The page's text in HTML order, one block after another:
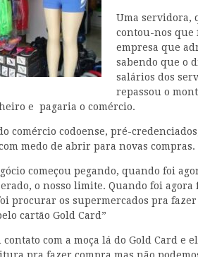
Uma servidora,
contou-nos que
empresa que
sabendo que o
salários dos
repassou o
e pagaria o comércio.
comércio codoense, pré-
medo de abrir para novas compras.
começou pegando, quando foi
o nosso limite. Quando foi
procurar os supermercados pra
cartão Gold Card”
com a moça lá do Gold Card e